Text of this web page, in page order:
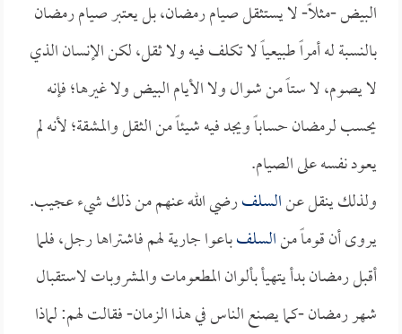
البيض -مثلاً- لا يستثقل صيام رمضان، بل يعتبر صيام رمضان
بالنسبة له أمراً طبيعياً لا تكلف فيه ولا ثقل، لكن الإنسان الذي
لا يصوم، لا ستاً من شوال ولا الأيام البيض ولا غيرها؛ فإنه
يحسب لرمضان حساباً ويجد فيه شيئاً من الثقل والمشقة؛ لأنه لم
يعود نفسه على الصيام.
ولذلك ينقل عنالسلفرضي الله عنهم من ذلك شيء عجيب.
يروى أن قوماً منالسلفباعوا جارية لهم فاشتراها رجل، فلما
أقبل رمضان بدأ يتهيأ بألوان المطعومات والمشروبات لاستقبال
شهر رمضان -كما يصنع الناس في هذا الزمان- فقالت لهم: لماذا